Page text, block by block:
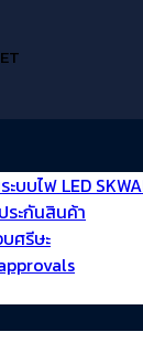
ะบบไฟ LED
ระกันสินค้า
ศรีษะ